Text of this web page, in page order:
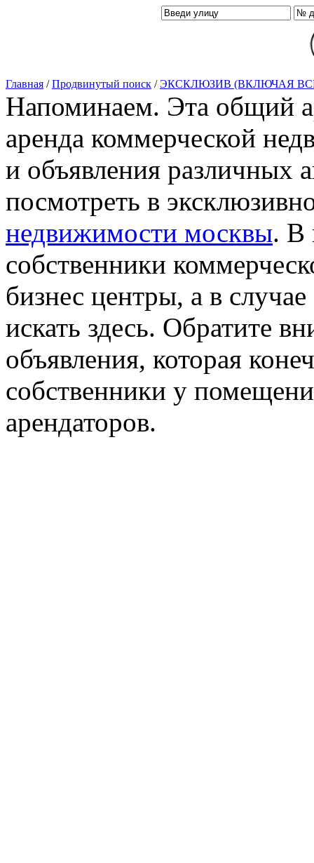
Главная /Продвинутый поиск /ЭКСКЛЮЗИВ (ВКЛЮЧАЯ
Напоминаем. Эта общий
аренда коммерческой
и объявления различных
посмотреть в
недвижимости москвы. В
собственники
бизнес центры, а в случае
искать здесь. Обратите
объявления, которая
собственники у
арендаторов.